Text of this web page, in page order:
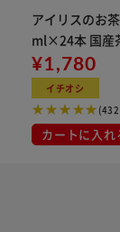
アイリスのお
ml×24本 国産
用
¥1,780
イチオシ
カートに入れ